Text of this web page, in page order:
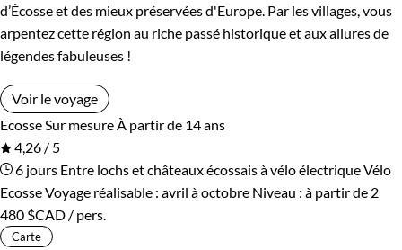
d’Écosse et des mieux préservées d'Europe. Par les villages, vous
arpentez cette région au riche passé historique et aux allures de
légendes fabuleuses !
Voir le voyage
Ecosse Sur mesure À partir de 14 ans
4,26 / 5
6 jours Entre lochs et châteaux écossais à vélo électriqueVélo
EcosseVoyage réalisable : avril à octobre Niveau : à partir de 2
480 $CAD / pers.
Carte